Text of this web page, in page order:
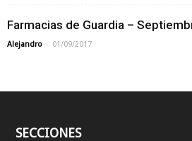
Farmacias de Guardia –
Alejandro - 01/09/2017
SECCIONES